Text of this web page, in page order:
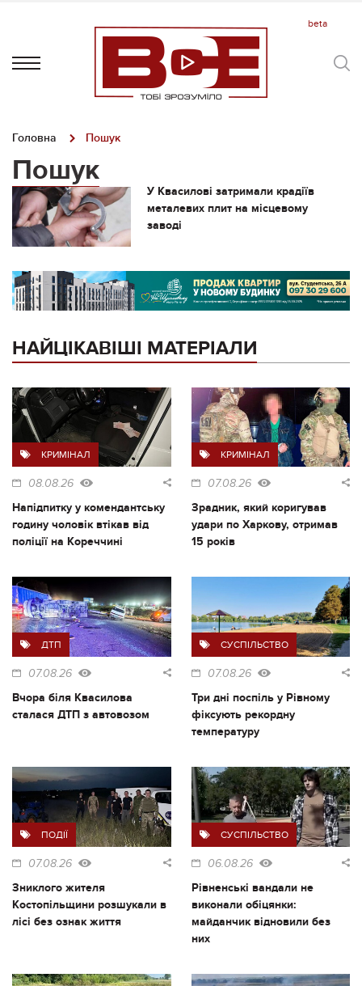
Головна Пошук
Пошук
У Квасилові затримали крадіїв
металевих плит на місцевому
заводі
НАЙЦІКАВІШІ МАТЕРІАЛИ
КРИМІНАЛ
08.08.26
Напідпитку у комендантську
годину чоловік втікав від
поліції на Кореччині
КРИМІНАЛ
07.08.26
Зрадник, який коригував
удари по Харкову, отримав
15 років
ДТП
07.08.26
Вчора біля Квасилова
сталася ДТП з автовозом
СУСПІЛЬСТВО
07.08.26
Три дні поспіль у Рівному
фіксують рекордну
температуру
ПОДІЇ
07.08.26
Зниклого жителя
Костопільщини розшукали в
лісі без ознак життя
СУСПІЛЬСТВО
06.08.26
Рівненські вандали не
виконали обіцянки:
майданчик відновили без
них